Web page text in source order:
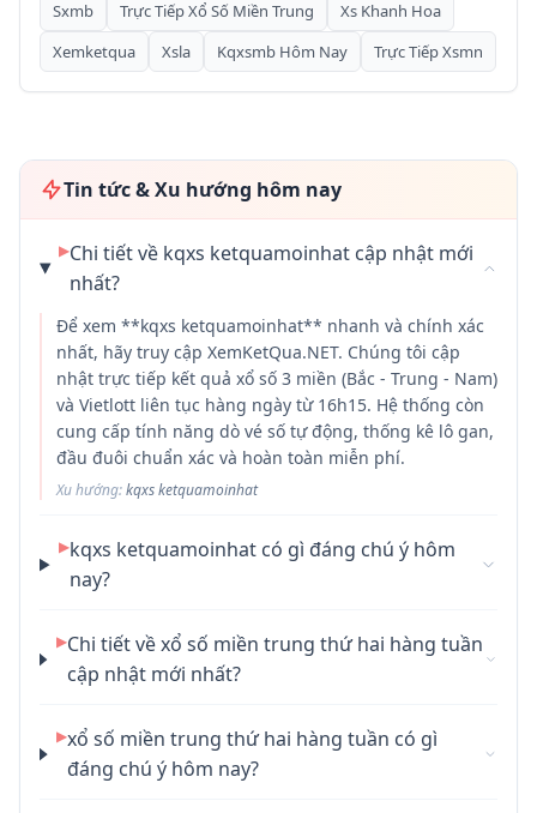
Sxmb Trực Tiếp Xổ Số Miền Trung
Xs Khanh Hoa
Xemketqua
Xsla Kqxsmb Hôm Nay Trực Tiếp Xsmn
Tin tức & Xu hướng hôm nay
▶Chi tiết về kqxs ketquamoinhat cập nhật mới
nhất?
Để xem **kqxs ketquamoinhat** nhanh và chính xác
nhất, hãy truy cập XemKetQua.NET. Chúng tôi cập
nhật trực tiếp kết quả xổ số 3 miền (Bắc - Trung - Nam)
và Vietlott liên tục hàng ngày từ 16h15. Hệ thống còn
cung cấp tính năng dò vé số tự động, thống kê lô gan,
đầu đuôi chuẩn xác và hoàn toàn miễn phí.
Xu hướng:kqxs ketquamoinhat
▶kqxs ketquamoinhat có gì đáng chú ý hôm
nay?
▶Chi tiết về xổ số miền trung thứ hai hàng tuần
cập nhật mới nhất?
▶xổ số miền trung thứ hai hàng tuần có gì
đáng chú ý hôm nay?